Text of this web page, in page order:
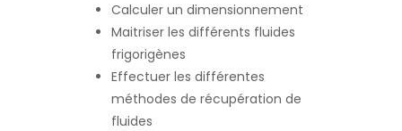
Calculer un dimensionnement
Maitriser les différents fluides
frigorigènes
Effectuer les différentes
méthodes de récupération de
fluides